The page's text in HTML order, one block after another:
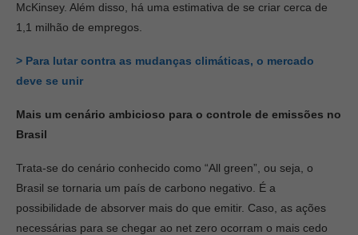
McKinsey. Além disso, há uma estimativa de se criar cerca de
1,1 milhão de empregos.
> Para lutar contra as mudanças climáticas, o mercado
deve se unir
Mais um cenário ambicioso para o controle de emissões no
Brasil
Trata-se do cenário conhecido como “All green”, ou seja, o
Brasil se tornaria um país de carbono negativo. É a
possibilidade de absorver mais do que emitir. Caso, as ações
necessárias para se chegar ao net zero ocorram o mais cedo